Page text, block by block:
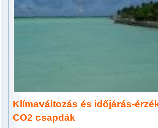
Klímaváltozás és időjárás-
CO2 csapdák